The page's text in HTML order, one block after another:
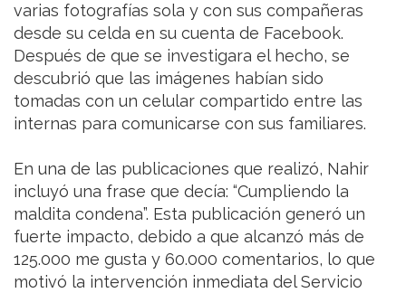
varias fotografías sola y con sus compañeras
desde su celda en su cuenta de Facebook.
Después de que se investigara el hecho, se
descubrió que las imágenes habían sido
tomadas con un celular compartido entre las
internas para comunicarse con sus familiares.
En una de las publicaciones que realizó, Nahir
incluyó una frase que decía: “Cumpliendo la
maldita condena”. Esta publicación generó un
fuerte impacto, debido a que alcanzó más de
125.000 me gusta y 60.000 comentarios, lo que
motivó la intervención inmediata del Servicio